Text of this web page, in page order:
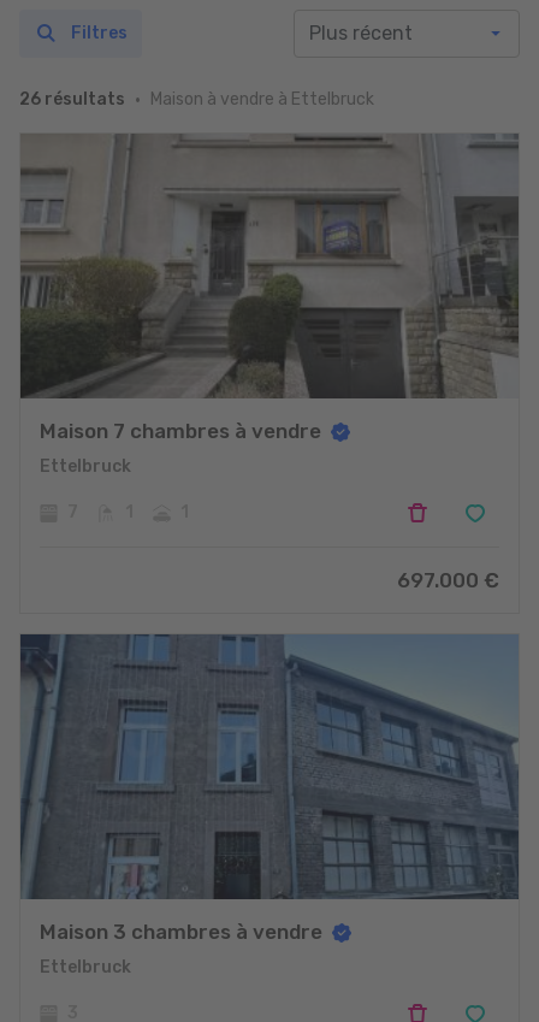
26 résultats Maison à vendre à Ettelbruck
Filtres
Maison 7 chambres à vendre
Ettelbruck
697.000 €
Maison 3 chambres à vendre
Ettelbruck